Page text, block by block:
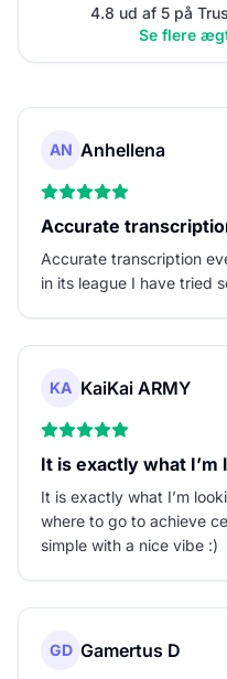
4.8 ud af 5 på
Se flere
AN Anhellena
Accurate
Accurate transcription
in its league I have tried
KA KaiKai ARMY
It is exactly what I’m
It is exactly what I’m
where to go to achieve
simple with a nice vibe :)
GD Gamertus D